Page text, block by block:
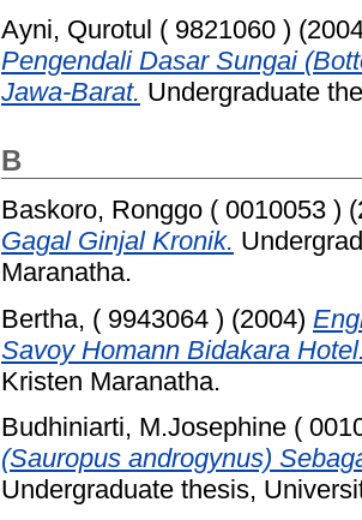
Ayni, Qurotul ( 9821060 )
Pengendali Dasar Sungai
Jawa-Barat. Undergraduate
B
Baskoro, Ronggo ( 0010053 )
Gagal Ginjal Kronik.
Maranatha.
Bertha, ( 9943064 ) (2004)
Savoy Homann Bidakara
Kristen Maranatha.
Budhiniarti, M.Josephine (
(Sauropus androgynus)
Undergraduate thesis,